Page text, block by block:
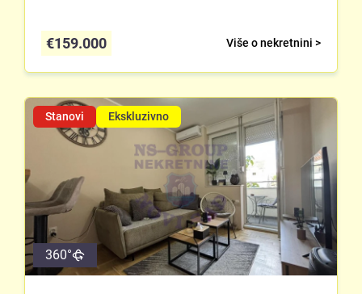
Više o nekretnini >
€159.000
Stanovi Ekskluzivno
360°